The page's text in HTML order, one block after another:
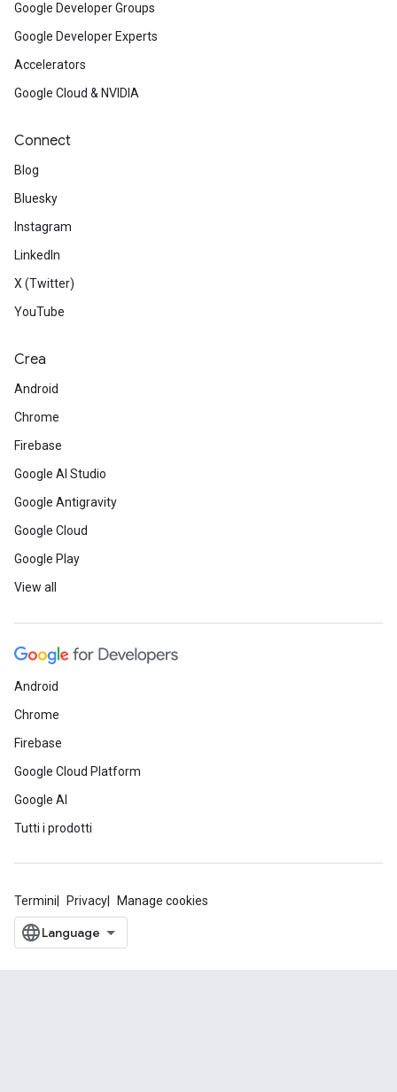
Google Developer Groups
Google Developer Experts
Accelerators
Google Cloud & NVIDIA
Connect
Blog
Bluesky
Instagram
LinkedIn
X (Twitter)
YouTube
Crea
Android
Chrome
Firebase
Google AI Studio
Google Antigravity
Google Cloud
Google Play
View all
Android
Chrome
Firebase
Google Cloud Platform
Google AI
Tutti i prodotti
Termini Privacy Manage cookies